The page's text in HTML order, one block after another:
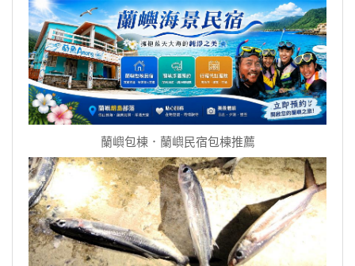
蘭嶼包棟．蘭嶼民宿包棟推薦